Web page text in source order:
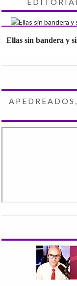
Ellas sin bandera y